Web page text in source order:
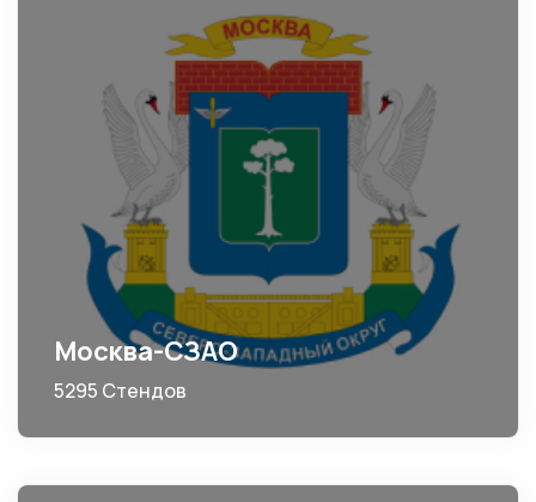
Москва-СЗАО
5295 Стендов